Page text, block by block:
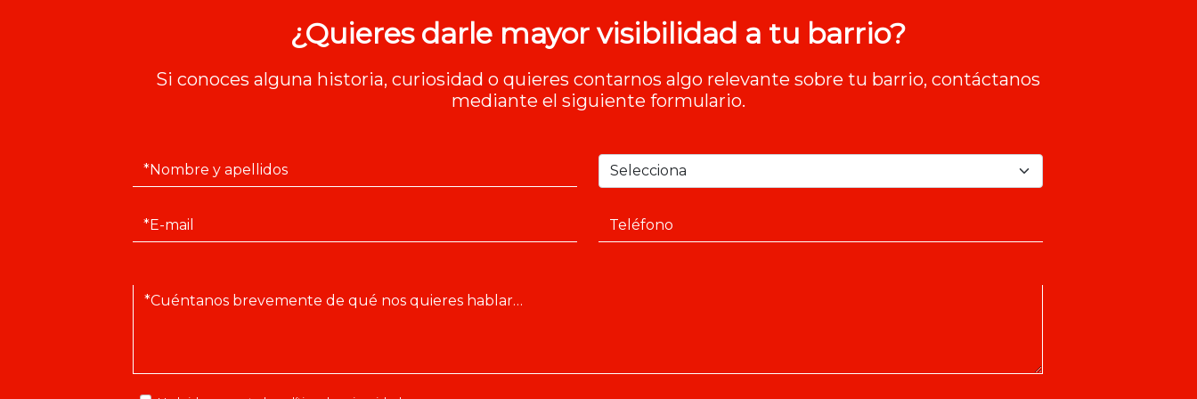
¿Quieres darle mayor visibilidad a tu barrio?
Si conoces alguna historia, curiosidad o quieres contarnos algo relevante sobre tu barrio, contáctanos
mediante el siguiente formulario.